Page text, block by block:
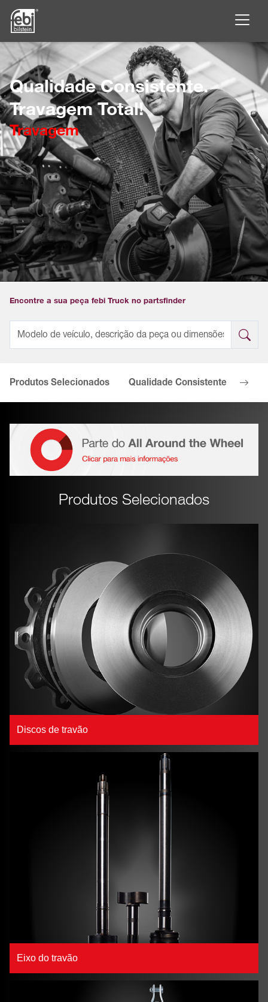
Saltar para o conteúdo principal
Qualidade Consistente.
Travagem Total!
Travagem
Encontre a sua peça febi Truck no partsfinder
Produtos Selecionados Qualidade Consistente Os
Produtos Selecionados
Discos de travão
Eixo do travão